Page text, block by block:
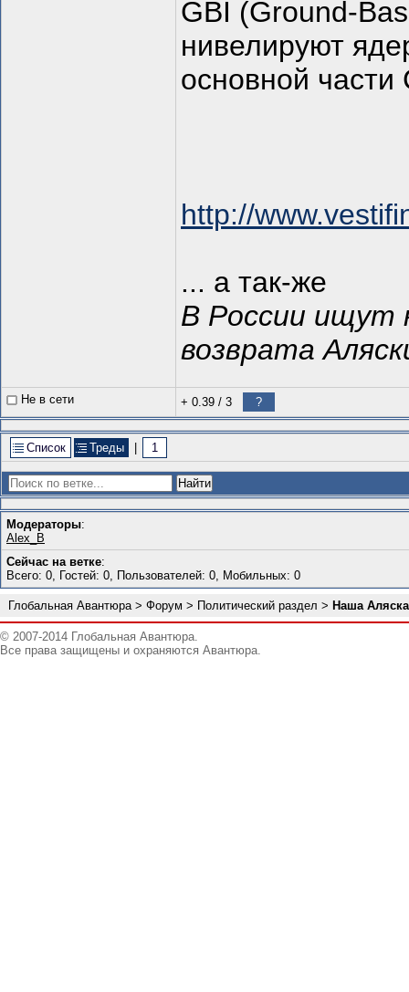
GBI (Ground-
нивелируют
основной
http://
... а так-же
В России ищут
возврата
Не в сети + 0.39 / 3 ?
Список Треды 1
Модераторы:
Alex_B
Сейчас на ветке:
Всего: 0, Гостей: 0, Пользователей: 0, Мобильных: 0
Глобальная Авантюра> Форум > Политический раздел > Наша Аляска
© 2007-2014 Глобальная Авантюра.
Все права защищены и охраняются Авантюра.